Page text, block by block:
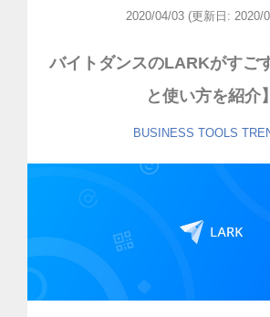
2020/04/03 (更新日: 2020/
バイトダンスのLARKがすご
と使い方を紹介】
BUSINESS TOOLS